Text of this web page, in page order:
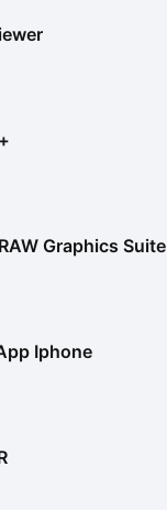
Graphics Suite
Iphone